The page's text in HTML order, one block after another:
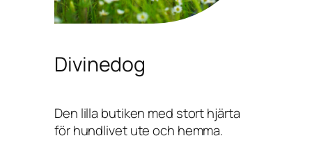
Divinedog
Den lilla butiken med stort hjärta
för hundlivet ute och hemma.